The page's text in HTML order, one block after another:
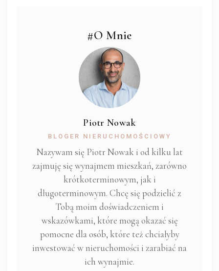
#O Mnie
Piotr Nowak
BLOGER NIERUCHOMOŚCIOWY
Nazywam się Piotr Nowak i od kilku lat
zajmuję się wynajmem mieszkań, zarówno
krótkoterminowym, jak i
długoterminowym. Chcę się podzielić z
Tobą moim doświadczeniem i
wskazówkami, które mogą okazać się
pomocne dla osób, które też chciałyby
inwestować w nieruchomości i zarabiać na
ich wynajmie.